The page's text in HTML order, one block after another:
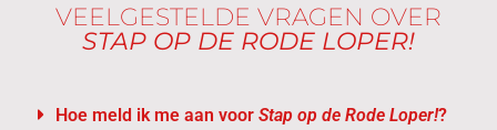
VEELGESTELDE VRAGEN OVER
STAP OP DE RODE LOPER!
Hoe meld ik me aan voorStap op de Rode Loper!?